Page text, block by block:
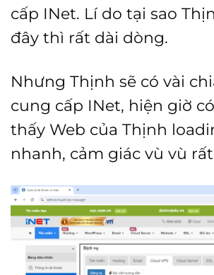
cấp INet. Lí do tại sao
đây thì rất dài dòng.
Nhưng Thịnh sẽ có vài
cung cấp INet, hiện giờ
thấy Web của Thịnh
nhanh, cảm giác vù vù